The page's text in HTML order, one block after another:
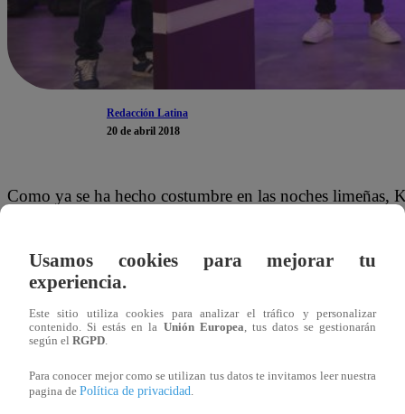
Redacción Latina
20 de abril 2018
Como ya se ha hecho costumbre en las noches limeñas,
Pesaressi y Cecilia Brozovich.
Con el objetivo de pasar un rato agradable, nuestros
siempre complicado y gracioso ‘Boca Loca’.
Usamos cookies para mejorar tu
experiencia.
Este sitio utiliza cookies para analizar el tráfico y personalizar
contenido. Si estás en la Unión Europea , tus datos se gestionarán
según el RGPD
Para conocer mejor como se utilizan tus datos te invitamos leer nuestra
pagina de Política de privacidad